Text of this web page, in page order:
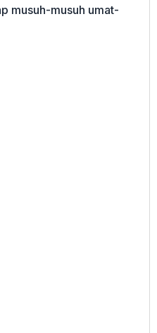
musuh-musuh umat-